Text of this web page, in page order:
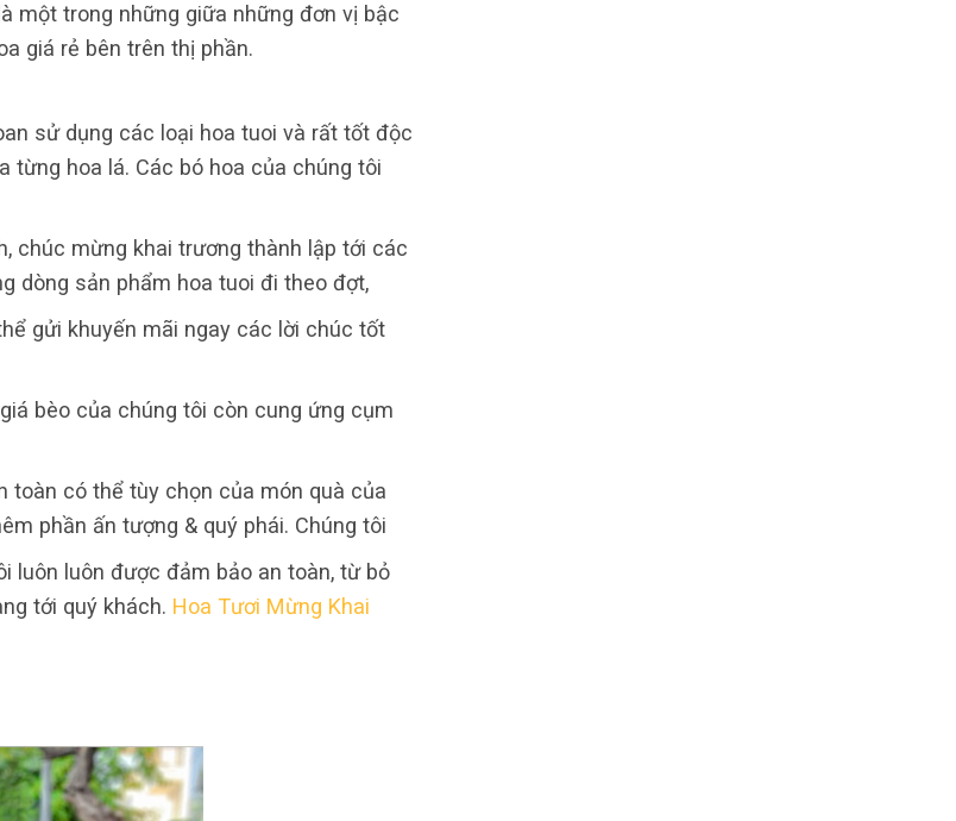
một trong những giữa những đơn vị bậc
giá rẻ bên trên thị phần.
sử dụng các loại hoa tuoi và rất tốt độc
từng hoa lá. Các bó hoa của chúng tôi
chúc mừng khai trương thành lập tới các
dòng sản phẩm hoa tuoi đi theo đợt,
gửi khuyến mãi ngay các lời chúc tốt
bèo của chúng tôi còn cung ứng cụm
toàn có thể tùy chọn của món quà của
phần ấn tượng & quý phái. Chúng tôi
luôn luôn được đảm bảo an toàn, từ bỏ
tới quý khách. Hoa Tươi Mừng Khai